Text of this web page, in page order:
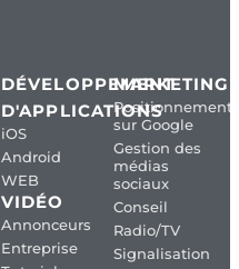
DÉVELOPPEMENT
D'APPLICATIONS
iOS
Android
WEB
VIDÉO
Annonceurs
Entreprise
MARKETING
Positionnement
sur Google
Gestion des
médias
sociaux
Conseil
Radio/TV
Signalisation